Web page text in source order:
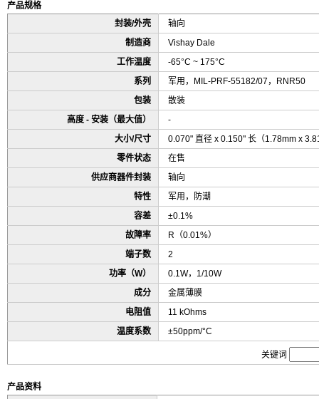
产品规格
封装/外壳
轴向
制造商
Vishay Dale
工作温度
-65°C ~ 175°C
系列
军用，MIL-PRF-55182/07，RNR50
包装
散装
高度 - 安装（最大值）
-
大小/尺寸
0.070" 直径 x 0.150" 长（1.78mm x
零件状态
在售
供应商器件封装
轴向
特性
军用，防潮
容差
±0.1%
故障率
R（0.01%）
端子数
2
功率（W）
0.1W，1/10W
成分
金属薄膜
电阻值
11 kOhms
温度系数
±50ppm/°C
关键词
产品资料